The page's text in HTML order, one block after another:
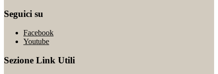
Seguici su
Facebook
Youtube
Sezione Link Utili